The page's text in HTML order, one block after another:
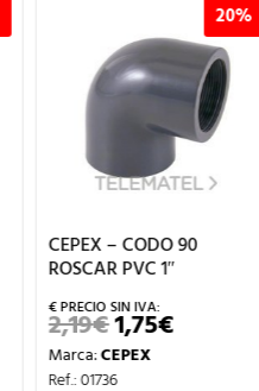
20%
CEPEX – TE 90 ROSCAR
PVC d.1/2″
2,17€ EL
PRECIO
ORIGINAL
1,74€
Marca:CEPEX
Ref.: 01802